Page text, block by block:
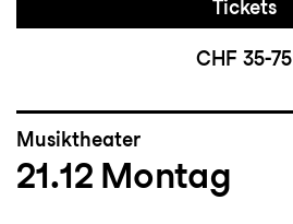
Tickets
CHF 35-75
Musiktheater
21.12 Montag